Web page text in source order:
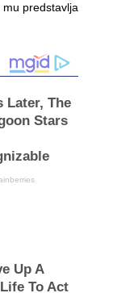
predstavlja